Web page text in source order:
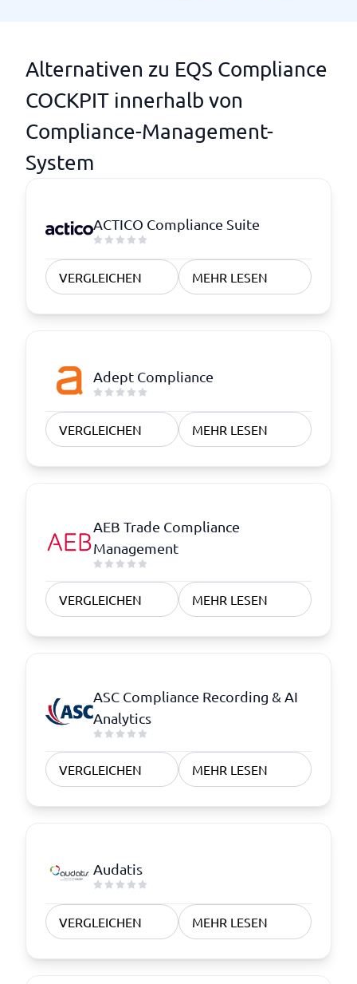
Alternativen zu EQS Compliance
COCKPIT innerhalb von
Compliance-Management-
System
ACTICO Compliance Suite
VERGLEICHEN MEHR LESEN
Adept Compliance
VERGLEICHEN MEHR LESEN
AEB Trade Compliance
Management
VERGLEICHEN MEHR LESEN
ASC Compliance Recording & AI
Analytics
VERGLEICHEN MEHR LESEN
Audatis
VERGLEICHEN MEHR LESEN